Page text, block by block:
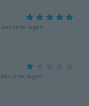
beoordelingen
beoordelingen